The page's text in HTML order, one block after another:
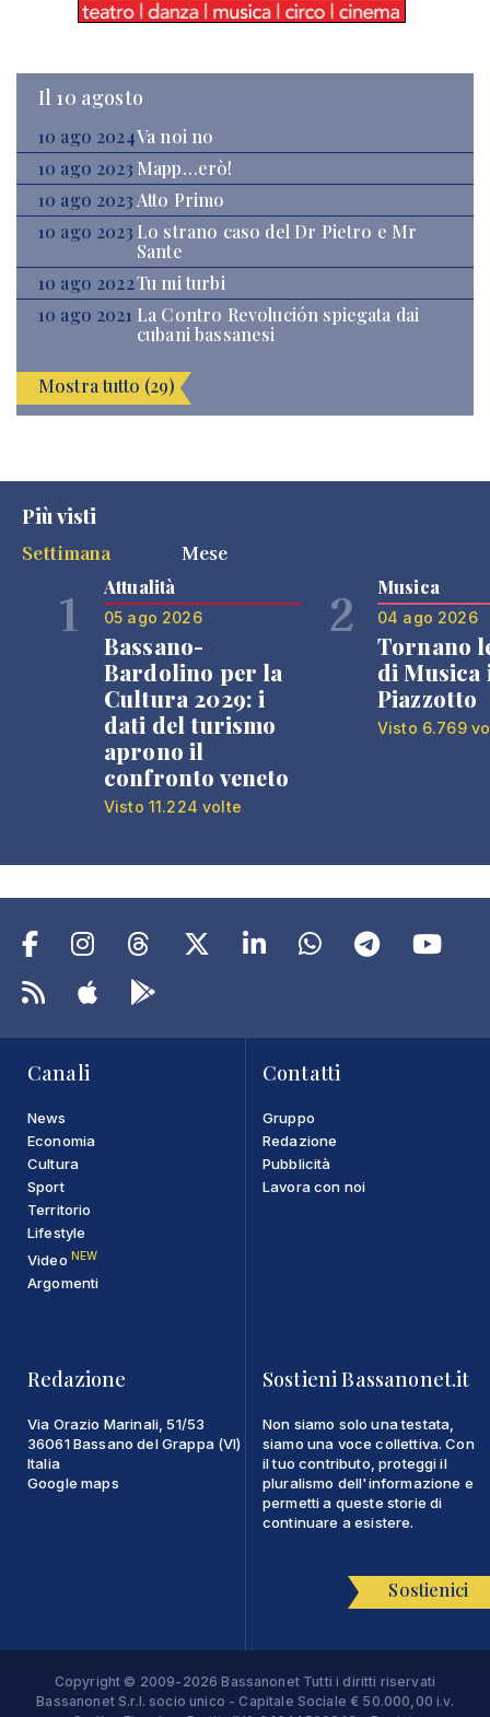
Il 10 agosto
10 ago 2024Va noi no
10 ago 2023 Mapp…erò!
10 ago 2023 Atto Primo
10 ago 2023 Lo strano caso del Dr Pietro e Mr
Sante
10 ago 2022Tu mi turbi
10 ago 2021 La Contro Revolución spiegata dai
cubani bassanesi
Mostra tutto (29)
Più visti
Settimana
Mese
1 Attualità
05 ago 2026
Bassano-
Bardolino per la
Cultura 2029: i
dati del turismo
aprono il
confronto veneto
Visto 11.224 volte
2 Musica
04 ago 2026
Tornano
di Musica
Piazzotto
Visto 6.769
Canali
News
Economia
Cultura
Sport
Territorio
Lifestyle
Video NEW
Argomenti
Contatti
Gruppo
Redazione
Pubblicità
Lavora con noi
Redazione
Via Orazio Marinali, 51/53
36061 Bassano del Grappa (VI)
Italia
Google maps
Sostieni Bassanonet.it
Non siamo solo una testata,
siamo una voce collettiva. Con
il tuo contributo, proteggi il
pluralismo dell'informazione e
permetti a queste storie di
continuare a esistere.
Sostienici
Copyright © 2009-2026 Bassanonet Tutti i diritti riservati
Bassanonet S.r.l. socio unico - Capitale Sociale € 50.000,00 i.v.